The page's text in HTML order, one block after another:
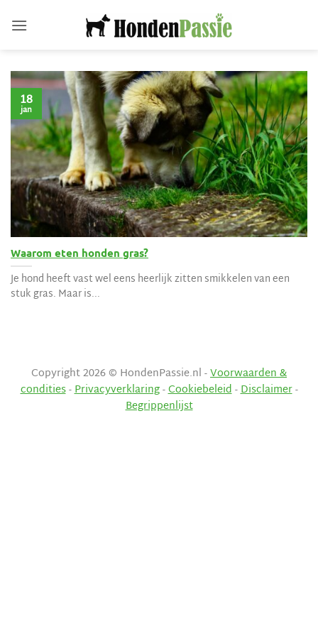
naar
Waarom eten honden gras?
Je hond heeft vast wel eens heerlijk zitten smikkelen van een
stuk gras. Maar is...
18
jan
Copyright 2026 © HondenPassie.nl -Voorwaarden &
condities-Privacyverklaring-Cookiebeleid-Disclaimer-
Begrippenlijst